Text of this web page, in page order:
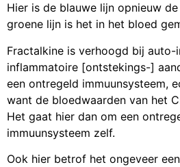
Hier is de blauwe lijn opnieuw
groene lijn is het in het bloed
Fractalkine is verhoogd bij auto-
inflammatoire [ontstekings-]
een ontregeld immuunsysteem,
want de bloedwaarden van het
Het gaat hier dan om een
immuunsysteem zelf.
Ook hier betrof het ongeveer